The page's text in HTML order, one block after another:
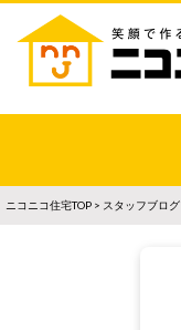
ニコニコ住宅TOP > スタッフブログ